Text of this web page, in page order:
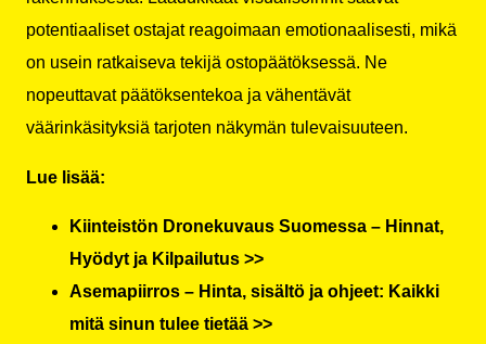
potentiaaliset ostajat reagoimaan emotionaalisesti, mikä
on usein ratkaiseva tekijä ostopäätöksessä. Ne
nopeuttavat päätöksentekoa ja vähentävät
väärinkäsityksiä tarjoten näkymän tulevaisuuteen.
Lue lisää:
Kiinteistön Dronekuvaus Suomessa – Hinnat,
Hyödyt ja Kilpailutus >>
Asemapiirros – Hinta, sisältö ja ohjeet: Kaikki
mitä sinun tulee tietää >>